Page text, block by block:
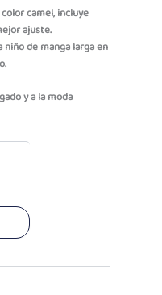
camel, incluye
ajuste.
de manga larga en
y a la moda